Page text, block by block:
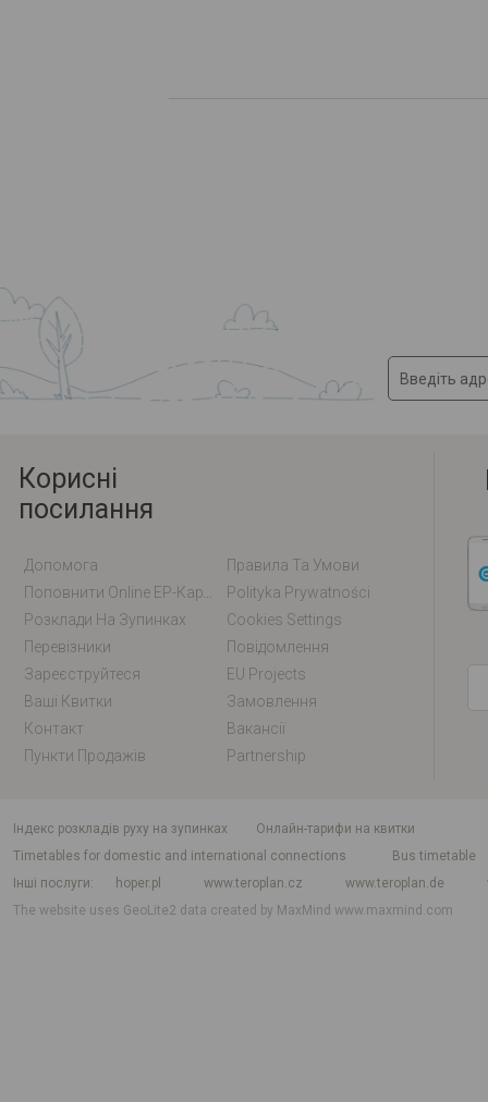
Корисні
посилання
Допомога
Правила Та Умови
Polityka Prywatności
Розклади На Зупинках
Cookies Settings
Перевізники
Повідомлення
Зареєструйтеся
EU Projects
Ваші Квитки
Замовлення
Контакт
Вакансії
Пункти Продажів
Partnership
індекс розкладів руху на зупинках
Онлайн-тарифи на квитки
Timetables for domestic and international connections
Bus timetable
Інші послуги
hoper.pl www.teroplan.cz www.teroplan.de
The website uses GeoLite2 data created by MaxMindwww.maxmind.com